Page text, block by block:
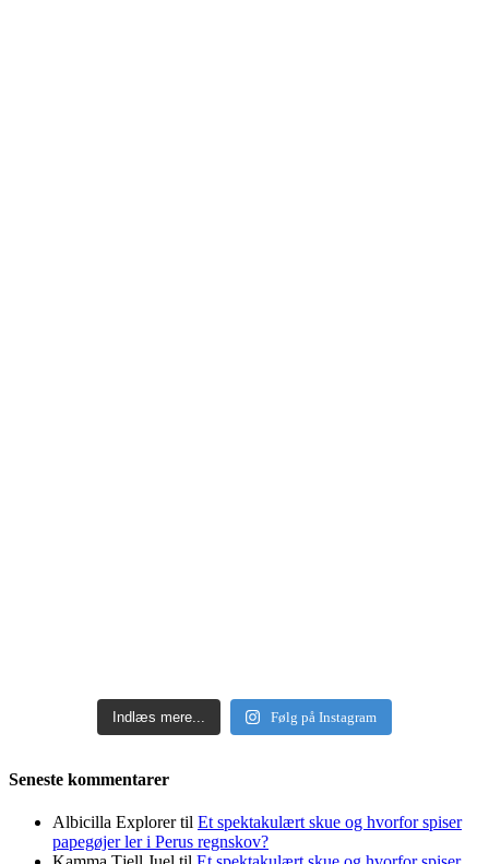
Indlæs mere... Følg på Instagram
Seneste kommentarer
Albicilla Explorertil Et spektakulært skue og hvorfor spiser
papegøjer ler i Perus regnskov?